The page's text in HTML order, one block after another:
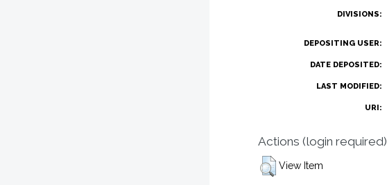
DIVISIONS:
DEPOSITING USER:
DATE DEPOSITED:
LAST MODIFIED:
URI:
Actions (login required)
View Item